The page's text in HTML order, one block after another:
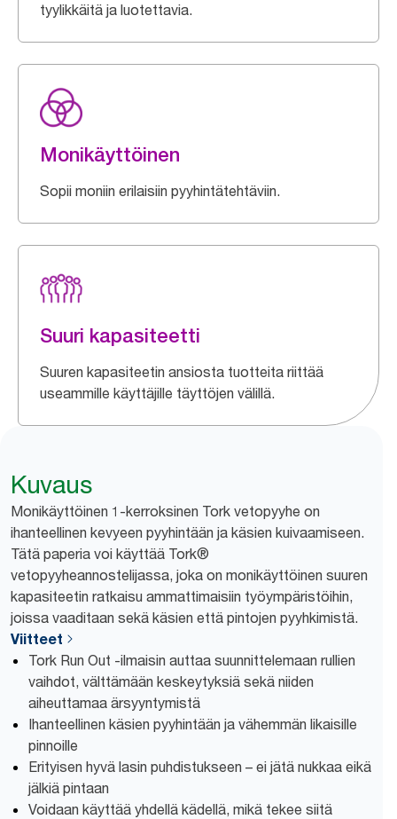
tyylikkäitä ja luotettavia.
Monikäyttöinen
Sopii moniin erilaisiin pyyhintätehtäviin.
Suuri kapasiteetti
Suuren kapasiteetin ansiosta tuotteita riittää
useammille käyttäjille täyttöjen välillä.
Kuvaus
Monikäyttöinen 1-kerroksinen Tork vetopyyhe on
ihanteellinen kevyeen pyyhintään ja käsien kuivaamiseen.
Tätä paperia voi käyttää Tork®
vetopyyheannostelijassa, joka on monikäyttöinen suuren
kapasiteetin ratkaisu ammattimaisiin työympäristöihin,
joissa vaaditaan sekä käsien että pintojen pyyhkimistä.
Viitteet
Tork Run Out -ilmaisin auttaa suunnittelemaan rullien
vaihdot, välttämään keskeytyksiä sekä niiden
aiheuttamaa ärsyyntymistä
Ihanteellinen käsien pyyhintään ja vähemmän likaisille
pinnoille
Erityisen hyvä lasin puhdistukseen – ei jätä nukkaa eikä
jälkiä pintaan
Voidaan käyttää yhdellä kädellä, mikä tekee siitä